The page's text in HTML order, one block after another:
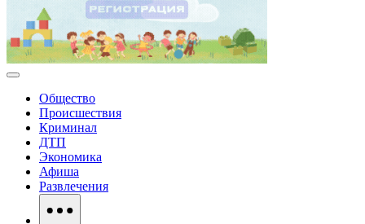
Общество
Происшествия
Криминал
ДТП
Экономика
Афиша
Развлечения